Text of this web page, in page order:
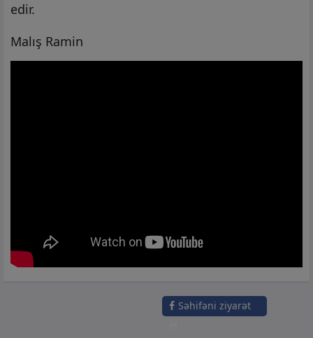
edir.
Malış Ramin
Səhifəni ziyarət